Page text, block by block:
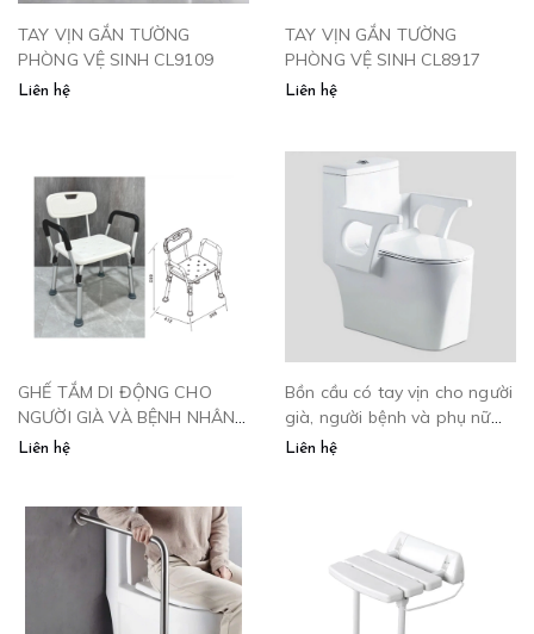
TAY VỊN GẮN TƯỜNG
PHÒNG VỆ SINH CL9109
Liên hệ
TAY VỊN GẮN TƯỜNG
PHÒNG VỆ SINH CL8917
Liên hệ
GHẾ TẮM DI ĐỘNG CHO
NGƯỜI GIÀ VÀ BỆNH NHÂN
CLM8965
Liên hệ
Bồn cầu có tay vịn cho người
già, người bệnh và phụ nữ
mang thai - BTV699
Liên hệ